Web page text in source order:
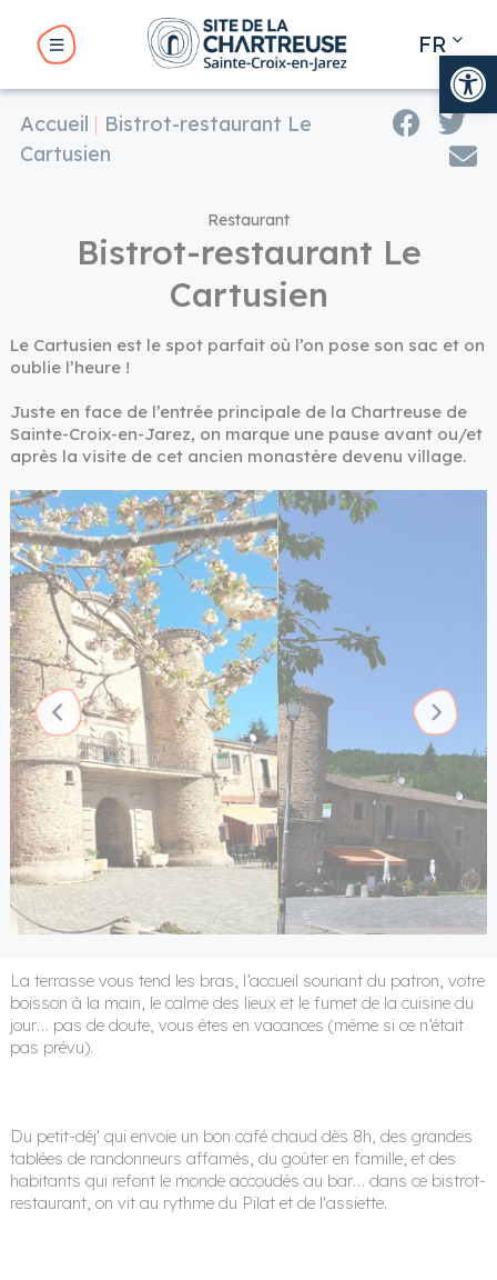
( LE SITE )
( VOTRE VISITE )
( VOTRE SÉJOUR )
( NOS RENDEZ-VOUS )
FR
Accueil
Bistrot-restaurant Le
Cartusien
Restaurant
Bistrot-restaurant Le
Cartusien
Le Cartusien est le spot parfait où l’on pose son sac et on
oublie l’heure !
Juste en face de l’entrée principale de la Chartreuse de
Sainte-Croix-en-Jarez, on marque une pause avant ou/et
après la visite de cet ancien monastère devenu village.
Leadugreen
LeCartusien
LeCartusien
LeCartusien
LeCartusien
La terrasse vous tend les bras, l’accueil souriant du patron, votre
boisson à la main, le calme des lieux et le fumet de la cuisine du
jour… pas de doute, vous êtes en vacances (même si ce n’était
pas prévu).
Du petit-déj' qui envoie un bon café chaud dès 8h, des grandes
tablées de randonneurs affamés, du goûter en famille, et des
habitants qui refont le monde accoudés au bar… dans ce bistrot-
restaurant, on vit au rythme du Pilat et de l'assiette.
Panneau de gestion des cookies